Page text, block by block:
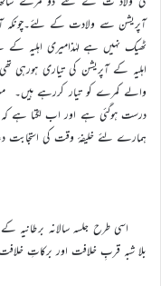
آپریشن سے ولادت کے لئے۔چونکہ
ٹھیک نہیں ہے لہٰذامیری اہلیہ کے
اہلیہ کے آپریشن کی تیاری ہورہی
والے کمرے کو تیار کررہے ہیں۔
درست ہوگئی ہے اور اب لگتا ہے کہ
ہمارے لئے خلیفۂ وقت کی استجابت
اسی طرح جلسہ سالانہ برطانیہ
بلا شبہ قربِ خلافت اور برکاتِ